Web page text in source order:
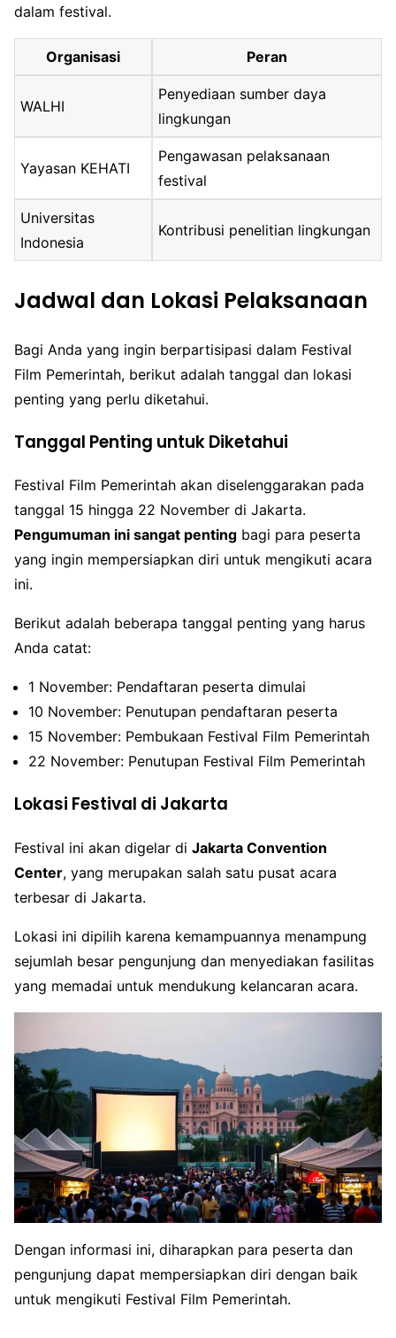
dalam festival.
Organisasi Peran
WALHI
Penyediaan sumber daya
lingkungan
Yayasan KEHATI
Pengawasan pelaksanaan
festival
Universitas
Indonesia
Kontribusi penelitian lingkungan
Jadwal dan Lokasi Pelaksanaan
Bagi Anda yang ingin berpartisipasi dalam Festival
Film Pemerintah, berikut adalah tanggal dan lokasi
penting yang perlu diketahui.
Tanggal Penting untuk Diketahui
Festival Film Pemerintah akan diselenggarakan pada
tanggal 15 hingga 22 November di Jakarta.
Pengumuman ini sangat penting bagi para peserta
yang ingin mempersiapkan diri untuk mengikuti acara
ini.
Berikut adalah beberapa tanggal penting yang harus
Anda catat:
1 November: Pendaftaran peserta dimulai
10 November: Penutupan pendaftaran peserta
15 November: Pembukaan Festival Film Pemerintah
22 November: Penutupan Festival Film Pemerintah
Lokasi Festival di Jakarta
Festival ini akan digelar di Jakarta Convention
Center, yang merupakan salah satu pusat acara
terbesar di Jakarta.
Lokasi ini dipilih karena kemampuannya menampung
sejumlah besar pengunjung dan menyediakan fasilitas
yang memadai untuk mendukung kelancaran acara.
Dengan informasi ini, diharapkan para peserta dan
pengunjung dapat mempersiapkan diri dengan baik
untuk mengikuti Festival Film Pemerintah.